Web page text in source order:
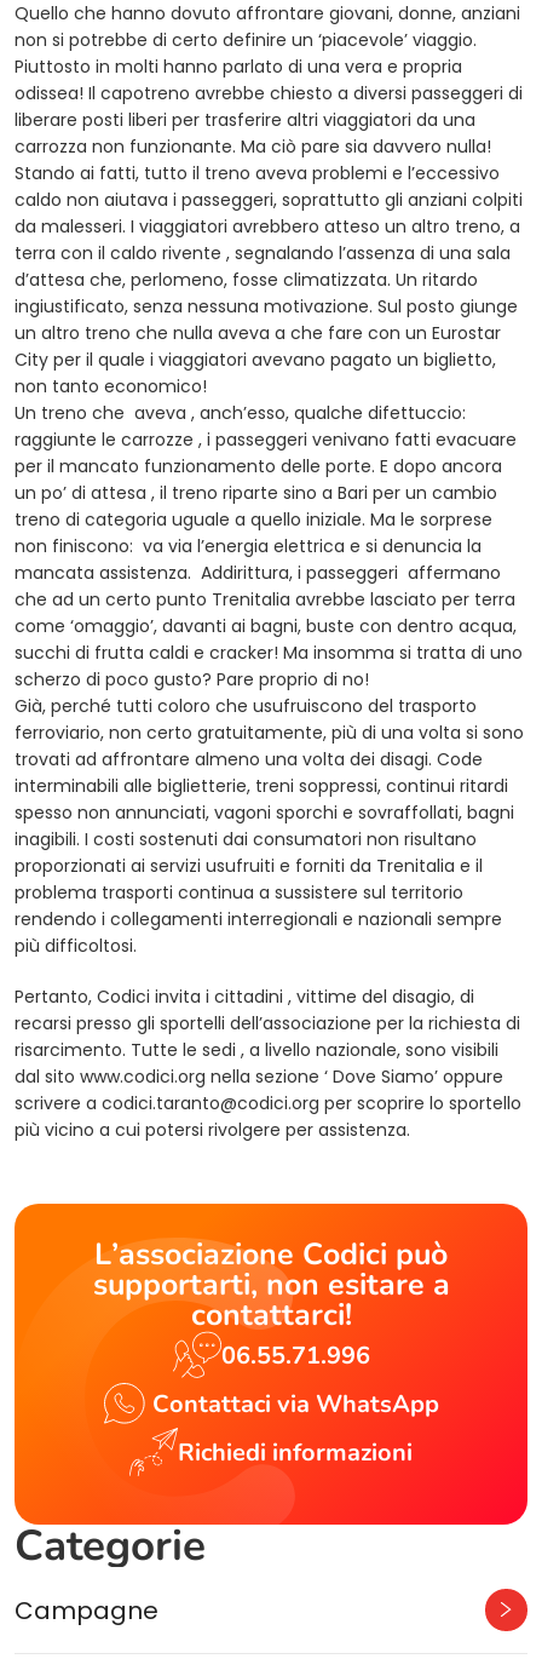
Quello che hanno dovuto affrontare giovani, donne, anziani
non si potrebbe di certo definire un ‘piacevole’ viaggio.
Piuttosto in molti hanno parlato di una vera e propria
odissea! Il capotreno avrebbe chiesto a diversi passeggeri di
liberare posti liberi per trasferire altri viaggiatori da una
carrozza non funzionante. Ma ciò pare sia davvero nulla!
Stando ai fatti, tutto il treno aveva problemi e l’eccessivo
caldo non aiutava i passeggeri, soprattutto gli anziani colpiti
da malesseri. I viaggiatori avrebbero atteso un altro treno, a
terra con il caldo rivente , segnalando l’assenza di una sala
d’attesa che, perlomeno, fosse climatizzata. Un ritardo
ingiustificato, senza nessuna motivazione. Sul posto giunge
un altro treno che nulla aveva a che fare con un Eurostar
City per il quale i viaggiatori avevano pagato un biglietto,
non tanto economico!
Un treno che aveva , anch’esso, qualche difettuccio:
raggiunte le carrozze , i passeggeri venivano fatti evacuare
per il mancato funzionamento delle porte. E dopo ancora
un po’ di attesa , il treno riparte sino a Bari per un cambio
treno di categoria uguale a quello iniziale. Ma le sorprese
non finiscono: va via l’energia elettrica e si denuncia la
mancata assistenza. Addirittura, i passeggeri affermano
che ad un certo punto Trenitalia avrebbe lasciato per terra
come ‘omaggio’, davanti ai bagni, buste con dentro acqua,
succhi di frutta caldi e cracker! Ma insomma si tratta di uno
scherzo di poco gusto? Pare proprio di no!
Già, perché tutti coloro che usufruiscono del trasporto
ferroviario, non certo gratuitamente, più di una volta si sono
trovati ad affrontare almeno una volta dei disagi. Code
interminabili alle biglietterie, treni soppressi, continui ritardi
spesso non annunciati, vagoni sporchi e sovraffollati, bagni
inagibili. I costi sostenuti dai consumatori non risultano
proporzionati ai servizi usufruiti e forniti da Trenitalia e il
problema trasporti continua a sussistere sul territorio
rendendo i collegamenti interregionali e nazionali sempre
più difficoltosi.
Pertanto, Codici invita i cittadini , vittime del disagio, di
recarsi presso gli sportelli dell’associazione per la richiesta di
risarcimento. Tutte le sedi , a livello nazionale, sono visibili
dal sito www.codici.org nella sezione ‘ Dove Siamo’ oppure
scrivere a codici.taranto@codici.org per scoprire lo sportello
più vicino a cui potersi rivolgere per assistenza.
L’associazione Codici può
supportarti, non esitare a
contattarci!
06.55.71.996
Contattaci via WhatsApp
Richiedi informazioni
Categorie
Campagne